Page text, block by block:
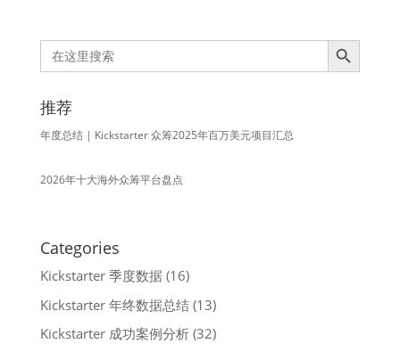
Search
for:
Search Button
推荐
年度总结 | Kickstarter 众筹2025年百万美元项目汇总
2026年十大海外众筹平台盘点
Categories
Kickstarter 季度数据(16)
Kickstarter 年终数据总结(13)
Kickstarter 成功案例分析(32)